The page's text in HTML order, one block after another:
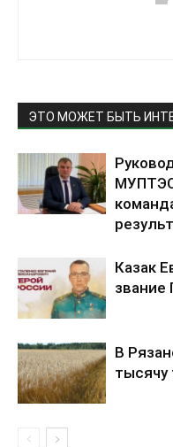
ЭТО МОЖЕТ БЫТЬ
Казак
звание
В
тысячу